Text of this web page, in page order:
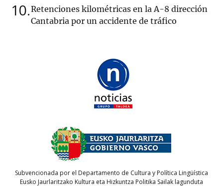
10 Retenciones kilométricas en la A-8 dirección
Cantabria por un accidente de tráfico
Subvencionada por el Departamento de Cultura y Política Lingüística
Eusko Jaurlaritzako Kultura eta Hizkuntza Politika Sailak lagunduta